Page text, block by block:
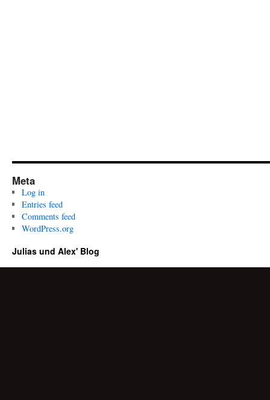
Meta
Log in
Entries feed
Comments feed
WordPress.org
Julias und Alex' Blog